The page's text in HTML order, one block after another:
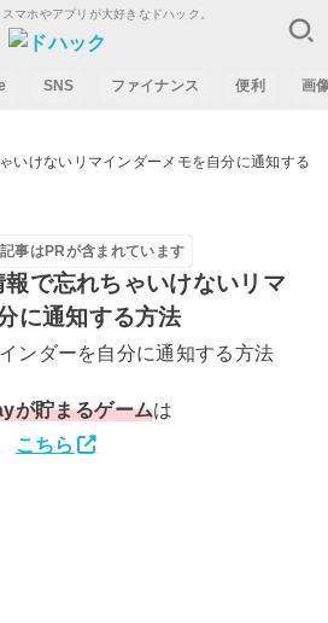
マホやアプリが大好きなドハック。
SNS ファイナンス 便利 画
いけないリマインダーメモを自分に通知する
事はPRが含まれています
で忘れちゃいけないリマ
に通知する方法
が貯まるゲームは
こちら